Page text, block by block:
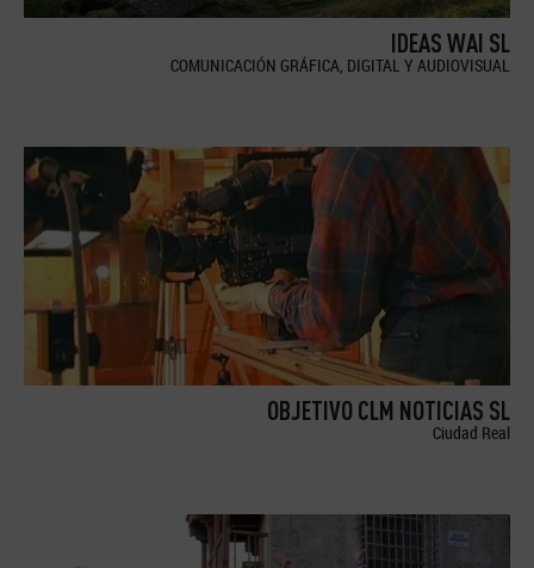
IDEAS WAI SL
COMUNICACIÓN GRÁFICA, DIGITAL Y AUDIOVISUAL
OBJETIVO CLM NOTICIAS SL
Ciudad Real